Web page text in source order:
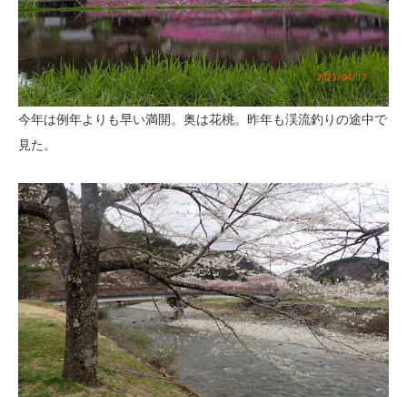
今年は例年よりも早い満開。奥は花桃。昨年も渓流釣りの途中で
見た。